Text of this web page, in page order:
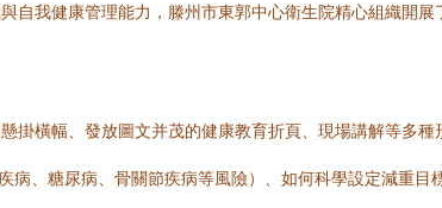
自我健康管理能力，滕州市東郭中心衛生院精心組織開
掛橫幅、發放圖文并茂的健康教育折頁、現場講解等多
病、糖尿病、骨關節疾病等風險）、如何科學設定減重